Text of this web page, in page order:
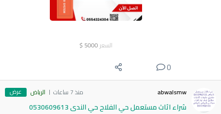
السعر 5000
$
0
abwalsmw منذ 7 ساعات الرياض عرض
شراء اثاث مستعمل حي الفلاح حي الندى 0530609613